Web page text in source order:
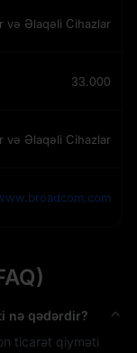
və Əlaqəli Cihazlar
33.000
və Əlaqəli Cihazlar
nə qədərdir?
ticarət qiyməti